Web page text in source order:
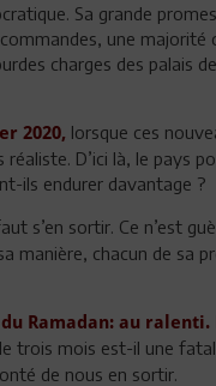
Sa grande
une
charges des palais
2020, lorsque ces
D’ici là, le pays
ils endurer davantage ?
s’en sortir. Ce n’est
manière, chacun de sa
Ramadan: au
trois mois est-il une
de nous en sortir.